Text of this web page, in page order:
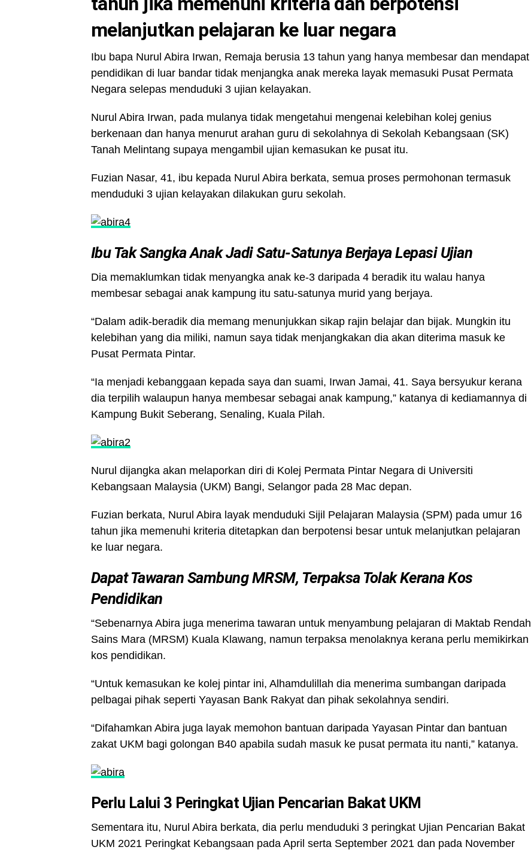
melanjutkan pelajaran ke luar negara
Ibu bapa Nurul Abira Irwan, Remaja berusia 13 tahun yang hanya membesar dan mendapat
pendidikan di luar bandar tidak menjangka anak mereka layak memasuki Pusat Permata
Negara selepas menduduki 3 ujian kelayakan.
Nurul Abira Irwan, pada mulanya tidak mengetahui mengenai kelebihan kolej genius
berkenaan dan hanya menurut arahan guru di sekolahnya di Sekolah Kebangsaan (SK)
Tanah Melintang supaya mengambil ujian kemasukan ke pusat itu.
Fuzian Nasar, 41, ibu kepada Nurul Abira berkata, semua proses permohonan termasuk
menduduki 3 ujian kelayakan dilakukan guru sekolah.
Ibu Tak Sangka Anak Jadi Satu-Satunya Berjaya Lepasi Ujian
Dia memaklumkan tidak menyangka anak ke-3 daripada 4 beradik itu walau hanya
membesar sebagai anak kampung itu satu-satunya murid yang berjaya.
“Dalam adik-beradik dia memang menunjukkan sikap rajin belajar dan bijak. Mungkin itu
kelebihan yang dia miliki, namun saya tidak menjangkakan dia akan diterima masuk ke
Pusat Permata Pintar.
“Ia menjadi kebanggaan kepada saya dan suami, Irwan Jamai, 41. Saya bersyukur kerana
dia terpilih walaupun hanya membesar sebagai anak kampung,” katanya di kediamannya di
Kampung Bukit Seberang, Senaling, Kuala Pilah.
Nurul dijangka akan melaporkan diri di Kolej Permata Pintar Negara di Universiti
Kebangsaan Malaysia (UKM) Bangi, Selangor pada 28 Mac depan.
Fuzian berkata, Nurul Abira layak menduduki Sijil Pelajaran Malaysia (SPM) pada umur 16
tahun jika memenuhi kriteria ditetapkan dan berpotensi besar untuk melanjutkan pelajaran
ke luar negara.
Dapat Tawaran Sambung MRSM, Terpaksa Tolak Kerana Kos
Pendidikan
“Sebenarnya Abira juga menerima tawaran untuk menyambung pelajaran di Maktab Rendah
Sains Mara (MRSM) Kuala Klawang, namun terpaksa menolaknya kerana perlu memikirkan
kos pendidikan.
“Untuk kemasukan ke kolej pintar ini, Alhamdulillah dia menerima sumbangan daripada
pelbagai pihak seperti Yayasan Bank Rakyat dan pihak sekolahnya sendiri.
“Difahamkan Abira juga layak memohon bantuan daripada Yayasan Pintar dan bantuan
zakat UKM bagi golongan B40 apabila sudah masuk ke pusat permata itu nanti,” katanya.
Perlu Lalui 3 Peringkat Ujian Pencarian Bakat UKM
Sementara itu, Nurul Abira berkata, dia perlu menduduki 3 peringkat Ujian Pencarian Bakat
UKM 2021 Peringkat Kebangsaan pada April serta September 2021 dan pada November